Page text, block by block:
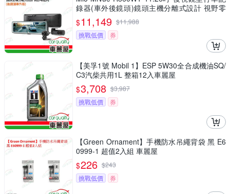
錄器(車外後鏡頭)鏡頭主機分離式設計 視野零
遮角 送安裝_車麗屋
$11,149 $11,988
挑戰低價
券
【美孚1號 Mobil 1】ESP 5W30全合成機油SQ/
C3汽柴共用1L 整箱12入車麗屋
$3,708 $3,987
挑戰低價
券
【Green Ornament】手機防水吊繩背袋 黑 E6
0999-1 超值2入組 車麗屋
$226 $243
挑戰低價
券